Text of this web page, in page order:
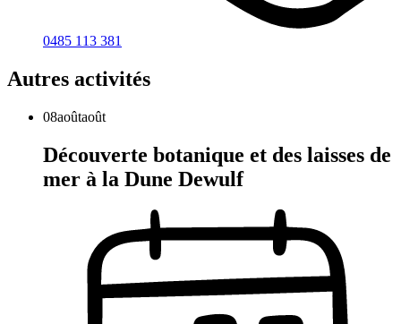
0485 113 381
Autres activités
08aoûtaoût
Découverte botanique et des laisses de
mer à la Dune Dewulf